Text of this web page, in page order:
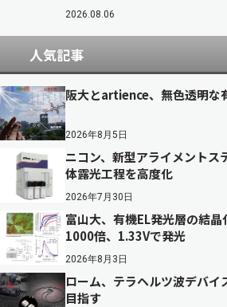
2026.08.06
人気記事
阪大とartience、無色透明な
2026年8月5日
ニコン、新型アライメント
体露光工程を高度化
2026年7月30日
富山大、有機EL発光層の結
1000倍、1.33Vで発光
2026年8月3日
ローム、テラヘルツ波デバ
目指す